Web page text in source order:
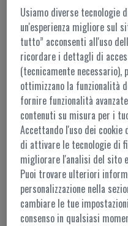
I contenuti di questo portale
L'accesso è
Per ulteriori
Accesso
Usiamo diverse
un'esperienza migliore sul
tutto” acconsenti all'uso
ricordare i dettagli di
(tecnicamente
ottimizzano la funzionalità
fornire funzionalità
contenuti su misura per i
Accettando l'uso dei
di attivare le tecnologie di
migliorare l'analisi del sito
Puoi trovare ulteriori
personalizzazione nella
cambiare le tue
consenso in qualsiasi